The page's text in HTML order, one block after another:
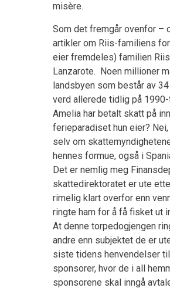
misère.
Som det fremgår ovenfor –
artikler om Riis-familiens
eier fremdeles) familien Riis
Lanzarote. Noen millioner
landsbyen som består av
verd allerede tidlig på
Amelia har betalt skatt på
ferieparadiset hun eier?
selv om
hennes formue, også i
Det er nemlig meg
skattedirektoratet er ute
rimelig klart overfor enn
ringte ham for å få fisket ut
At denne torpedogjengen
andre enn subjektet de er
siste tidens henvendelser
sponsorer, hvor de i all
sponsorene skal inngå